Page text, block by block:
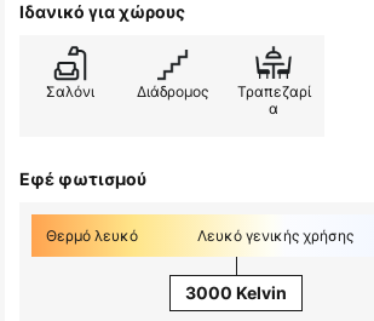
Ιδανικό για χώρους
Σαλόνι Διάδρομος
Τραπεζαρί
α
Εφέ φωτισμού
Θερμό λευκό Λευκό γενικής χρήσης
3000 Kelvin